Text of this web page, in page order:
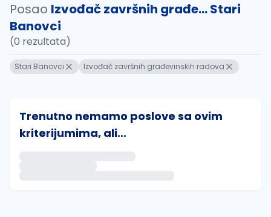
Posao Izvođač završnih građe... Stari
Banovci
(0 rezultata)
Stari Banovci Izvođač završnih građevinskih radova
Trenutno nemamo poslove sa ovim
kriterijumima, ali...